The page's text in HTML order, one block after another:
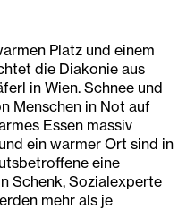
Platz und einem
die Diakonie aus
in Wien. Schnee und
Menschen in Not auf
Essen massiv
ein warmer Ort sind in
eine
Schenk, Sozialexperte
mehr als je